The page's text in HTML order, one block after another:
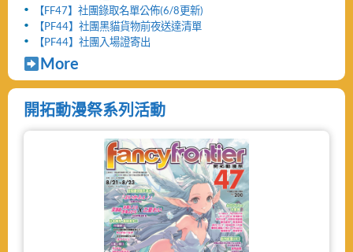
【FF47】社團錄取名單公佈(6/8更新)
【PF44】社團黑貓貨物前夜送達清單
【PF44】社團入場證寄出
More
開拓動漫祭系列活動